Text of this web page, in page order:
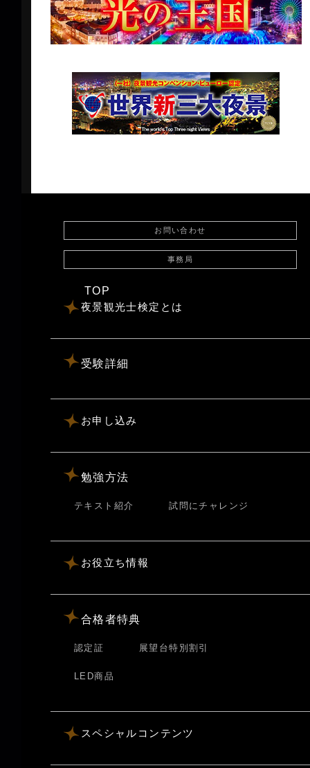
お問い合わせ
事務局
TOP
夜景観光士検定とは
受験詳細
お申し込み
勉強方法
テキスト紹介 試問にチャレンジ
お役立ち情報
合格者特典
認定証 展望台特別割引
LED商品
スペシャルコンテンツ